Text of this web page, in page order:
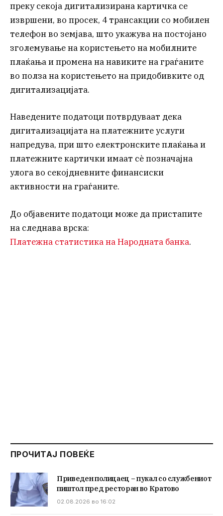
преку секоја дигитализирана картичка се
извршени, во просек, 4 трансакции со мобилен
телефон во земјава, што укажува на постојано
зголемување на користењето на мобилните
плаќања и промена на навиките на граѓаните
во полза на користењето на придобивките од
дигитализацијата.
Наведените податоци потврдуваат дека
дигитализацијата на платежните услуги
напредува, при што електронските плаќања и
платежните картички имаат сè позначајна
улога во секојдневните финансиски
активности на граѓаните.
До објавените податоци може да пристапите
на следнава врска:
Платежна статистика на Народната банка.
ПРОЧИТАЈ ПОВЕЌЕ
Приведен полицаец – пукал со службениот
пиштол пред ресторан во Кратово
02.08.2026 во 16:02